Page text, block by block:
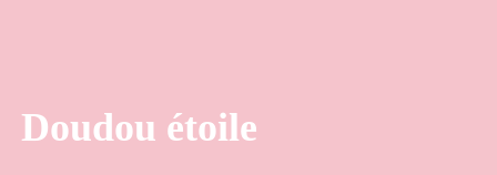
Doudou étoile